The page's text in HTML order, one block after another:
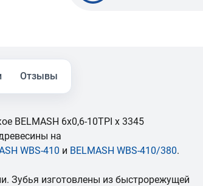
Отзывы
BELMASH 6x0,6-10TPI x 3345
на
WBS-410 и BELMASH WBS-410/380.
Зубья изготовлены из быстрорежущей